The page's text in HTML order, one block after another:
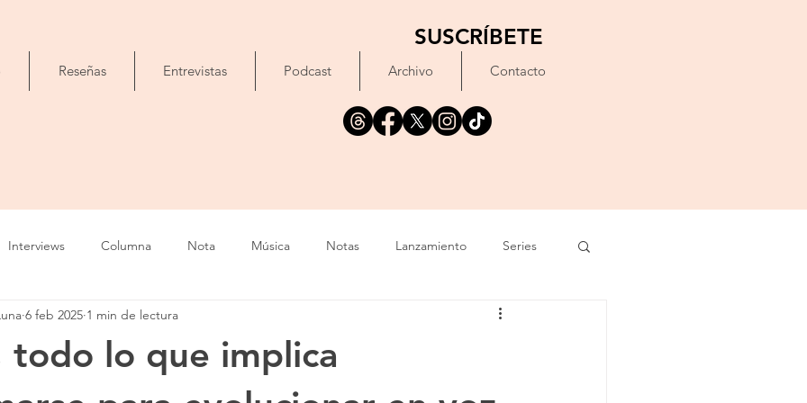
SUSCRÍBETE
Reseñas Entrevistas Podcast Archivo Contacto
Interviews Columna Nota Música Notas Lanzamiento Series
Cine Foto Exposición Festival
Fallecimiento
lo que implica
6 feb 2025 1 min de lectura